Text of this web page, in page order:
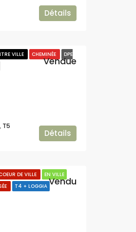
Détails
VILLE CHEMINÉE
DPE
Vendue
T5
Détails
DE VILLE
EN VILLE
T4 + LOGGIA Vendu